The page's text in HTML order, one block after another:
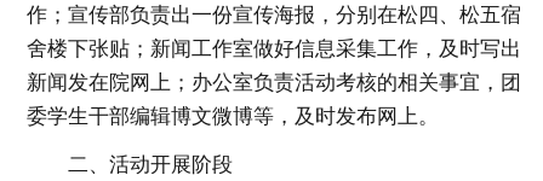
作；宣传部负责出一份宣传海报，分别在松四、松五宿
舍楼下张贴；新闻工作室做好信息采集工作，及时写出
新闻发在院网上；办公室负责活动考核的相关事宜，团
委学生干部编辑博文微博等，及时发布网上。
二、活动开展阶段